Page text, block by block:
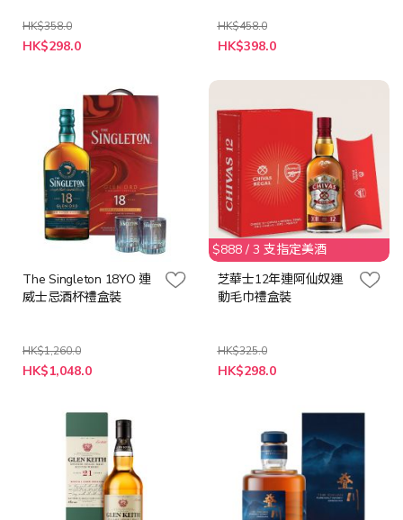
HK$358.0
特
殊
HK$298.0
HK$458.0
特
殊
格
HK$398.0
The Singleton 18YO 連
威士忌酒杯禮盒裝
HK$1,260.0
特
殊
HK$1,048.0
$888 / 3 支指定美酒
芝華士12年連阿仙奴運
動毛巾禮盒裝
HK$325.0
特
殊
HK$298.0